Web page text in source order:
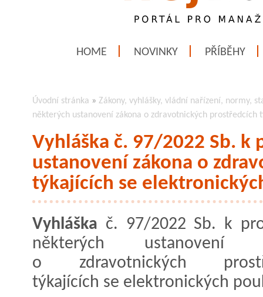
HOME NOVINKY PŘÍBĚHY
Úvodní stránka » Zákony, vyhlášky, vládní nařízení, normy,
některých ustanovení zákona o zdravotnických prostředcích
Vyhláška č. 97/2022 Sb.
ustanovení zákona o
týkajících se
Vyhláška č. 97/2022 Sb. k
některých ustanovení
o zdravotnických
týkajících se elektronických